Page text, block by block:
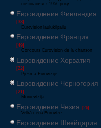
починаючи з 1956 року
Евровидение Финляндия
[33]
Eurovision laulukilpailu
Евровидение Франция
[49]
Concours Eurovision de la chanson
Евровидение Хорватия
[22]
Pjesma Eurovizije
Евровидение Черногория
[21]
Montevizija
Евровидение Чехия [26]
Velká cena Eurovize
Евровидение Швейцария